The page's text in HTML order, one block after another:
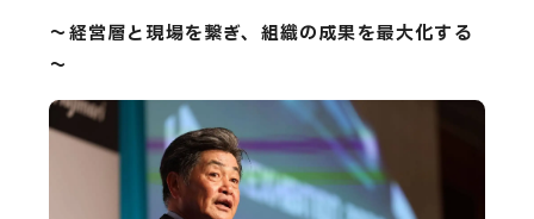
～経営層と現場を繋ぎ、組織の成果を最大化する
～